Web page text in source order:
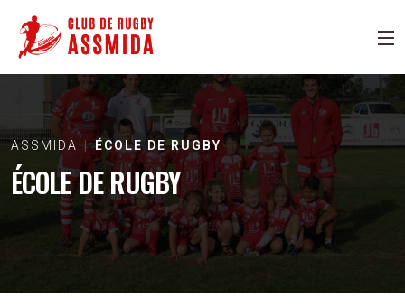
ASSMIDA ÉCOLE DE RUGBY
ÉCOLE DE RUGBY